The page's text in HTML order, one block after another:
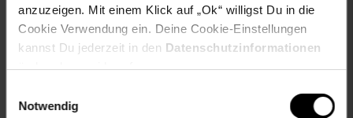
anzuzeigen. Mit einem Klick auf „Ok“ willigst Du in die
Cookie Verwendung ein. Deine Cookie-Einstellungen
kannst Du jederzeit in den Datenschutzinformationen
ändern bzw. widerrufen.
Notwendig
Asymmetrisch geschnittener Rock und Unterrock aus
Tüll
Inkl. spitzem Hut aus Velours mit Saum aus Satinstoff